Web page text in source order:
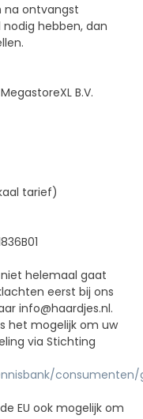
na ontvangst
hebben, dan
B.V.
tarief)
helemaal gaat
eerst bij ons
info@haardjes.nl.
het mogelijk om uw
via Stichting
consumenten/
EU ook mogelijk om